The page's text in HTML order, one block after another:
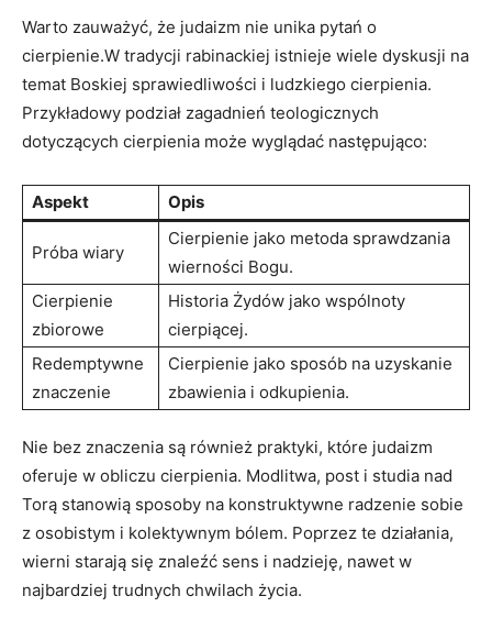
Warto zauważyć,‍ że judaizm nie unika pytań⁤ o
cierpienie.W tradycji rabinackiej istnieje wiele dyskusji na
temat ⁢Boskiej sprawiedliwości i ​ludzkiego​ cierpienia.
Przykładowy podział zagadnień teologicznych
dotyczących⁢ cierpienia może wyglądać ⁣następująco:
Aspekt Opis
Próba⁢ wiary
Cierpienie jako metoda sprawdzania‌
wierności Bogu.
Cierpienie
zbiorowe
Historia Żydów jako wspólnoty
cierpiącej.
Redemptywne⁢
znaczenie
Cierpienie jako sposób na uzyskanie⁢
zbawienia i odkupienia.
Nie bez znaczenia są również praktyki, które judaizm
oferuje w obliczu cierpienia. Modlitwa, post i studia nad
⁤Torą stanowią sposoby na konstruktywne radzenie ⁣sobie‍
z osobistym i kolektywnym bólem. Poprzez te‌ działania,
wierni starają się znaleźć ​sens i nadzieję, nawet w
najbardziej ⁢trudnych ⁣chwilach życia.